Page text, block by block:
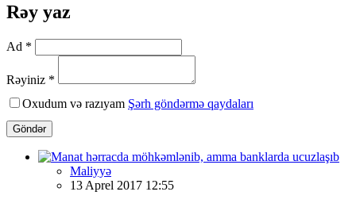
Rəy yaz
Ad *
Rəyiniz *
Oxudum və razıyam Şərh göndərmə qaydaları
Göndər
Maliyyə
13 Aprel 2017 12:55